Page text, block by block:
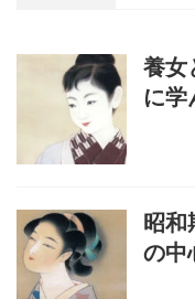
養女
に学
昭和
の中